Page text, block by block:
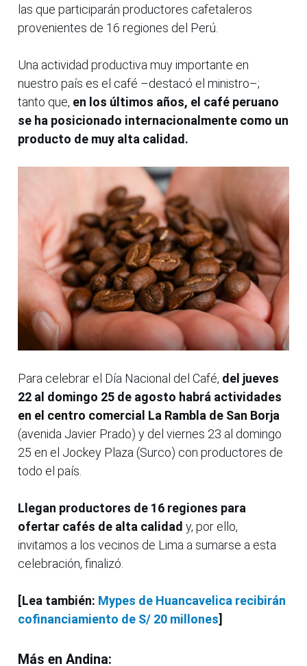
las que participarán productores cafetaleros
provenientes de 16 regiones del Perú.
Una actividad productiva muy importante en
nuestro país es el café –destacó el ministro–;
tanto que, en los últimos años, el café peruano
se ha posicionado internacionalmente como un
producto de muy alta calidad.
Para celebrar el Día Nacional del Café, del jueves
22 al domingo 25 de agosto habrá actividades
en el centro comercial La Rambla de San Borja
(avenida Javier Prado) y del viernes 23 al domingo
25 en el Jockey Plaza (Surco) con productores de
todo el país.
Llegan productores de 16 regiones para
ofertar cafés de alta calidad y, por ello,
invitamos a los vecinos de Lima a sumarse a esta
celebración, finalizó.
[Lea también: Mypes de Huancavelica recibirán
cofinanciamiento de S/ 20 millones]
Más en Andina: